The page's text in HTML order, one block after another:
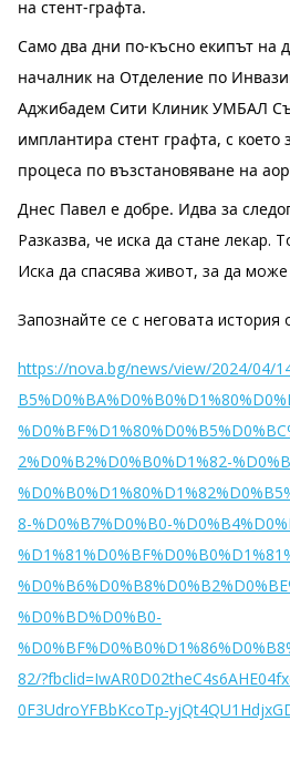
на стент-графта.
Само два дни по-късно екипът на
началник на Отделение по
Аджибадем Сити Клиник УМБАЛ
имплантира стент графта, с
процеса по възстановяване на
Днес Павел е добре. Идва за
Разказва, че иска да стане лекар.
Иска да спасява живот, за да
Запознайте се с неговата история
https://nova.bg/news/view/2024/04/
2%D0%B2%D0%B0%D1%82-
8-%D0%B7%D0%B0-
%D0%BD%D0%B0-
82/
0F3UdroYFBbKcoTp-